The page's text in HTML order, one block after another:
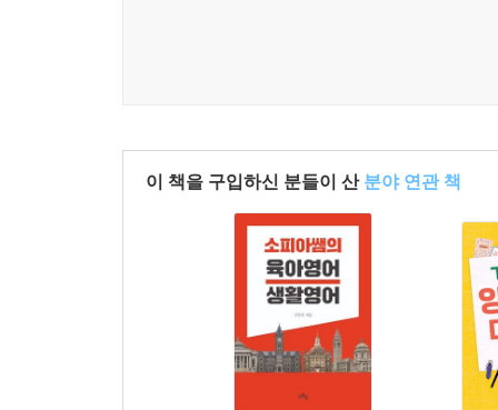
이 책을 구입하신 분들이 산 분야 연관 책